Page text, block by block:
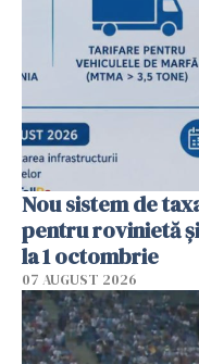
Nou sistem de
pentru rovinietă
la 1 octombrie
07 AUGUST 2026